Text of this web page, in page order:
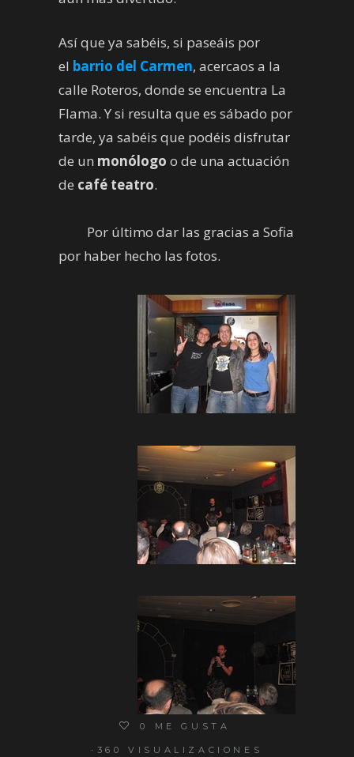
Así que ya sabéis, si paseáis por
el barrio del Carmen, acercaos a la
calle Roteros, donde se encuentra La
Flama. Y si resulta que es sábado por
tarde, ya sabéis que podéis disfrutar
de un monólogo o de una actuación
de café teatro.
Por último dar las gracias a Sofia
por haber hecho las fotos.
0 ME GUSTA
360 VISUALIZACIONES